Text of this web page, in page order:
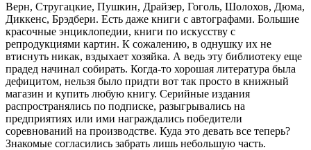
Верн, Стругацкие, Пушкин, Драйзер, Гоголь, Шолохов, Дюма,
Диккенс, Брэдбери. Есть даже книги с автографами. Большие
красочные энциклопедии, книги по искусству с
репродукциями картин. К сожалению, в однушку их не
втиснуть никак, вздыхает хозяйка. А ведь эту библиотеку еще
прадед начинал собирать. Когда-то хорошая литература была
дефицитом, нельзя было придти вот так просто в книжный
магазин и купить любую книгу. Серийные издания
распространялись по подписке, разыгрывались на
предприятиях или ими награждались победители
соревнований на производстве. Куда это девать все теперь?
Знакомые согласились забрать лишь небольшую часть.